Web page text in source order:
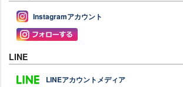
Instagramアカウント
LINE
LINEアカウントメディア